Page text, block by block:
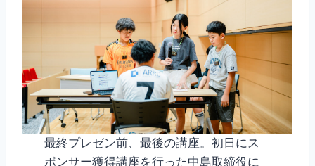
最終プレゼン前、最後の講座。初日にス
ポンサー獲得講座を行った中島取締役に